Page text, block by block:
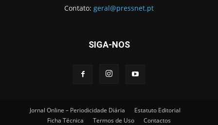
Contato: geral@pressnet.pt
SIGA-NOS
Jornal Online – Periodicidade Diária
Estatuto Editorial
Ficha Técnica
Termos de Uso Contactos